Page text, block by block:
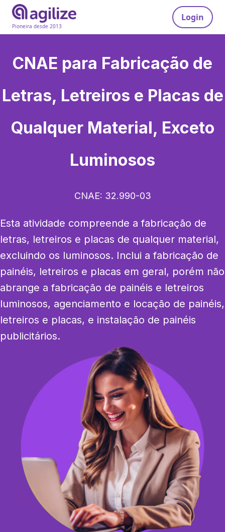
Pioneira desde 2013
Login
CNAE para Fabricação de
Letras, Letreiros e Placas de
Qualquer Material, Exceto
Luminosos
CNAE: 32.990-03
Esta atividade compreende a fabricação de
letras, letreiros e placas de qualquer material,
excluindo os luminosos. Inclui a fabricação de
painéis, letreiros e placas em geral, porém não
abrange a fabricação de painéis e letreiros
luminosos, agenciamento e locação de painéis,
letreiros e placas, e instalação de painéis
publicitários.